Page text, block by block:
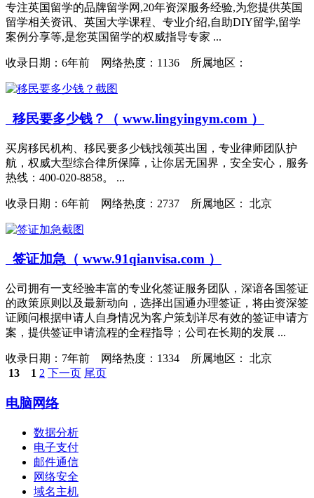
专注英国留学的品牌留学网,20年资深服务经验,为您提供英国
留学相关资讯、英国大学课程、专业介绍,自助DIY留学,留学
案例分享等,是您英国留学的权威指导专家 ...
收录日期： 6年前 网络热度：1136 所属地区：
移民要多少钱？（ www.lingyingym.com ）
买房移民机构、移民要多少钱找领英出国，专业律师团队护
航，权威大型综合律所保障，让你居无国界，安全安心，服务
热线：400-020-8858。 ...
收录日期： 6年前 网络热度：2737 所属地区： 北京
签证加急（ www.91qianvisa.com ）
公司拥有一支经验丰富的专业化签证服务团队，深谙各国签证
的政策原则以及最新动向，选择出国通办理签证，将由资深签
证顾问根据申请人自身情况为客户策划详尽有效的签证申请方
案，提供签证申请流程的全程指导；公司在长期的发展 ...
收录日期： 7年前 网络热度：1334 所属地区： 北京
13
1 2 下一页 尾页
电脑网络
数据分析
电子支付
邮件通信
网络安全
域名主机